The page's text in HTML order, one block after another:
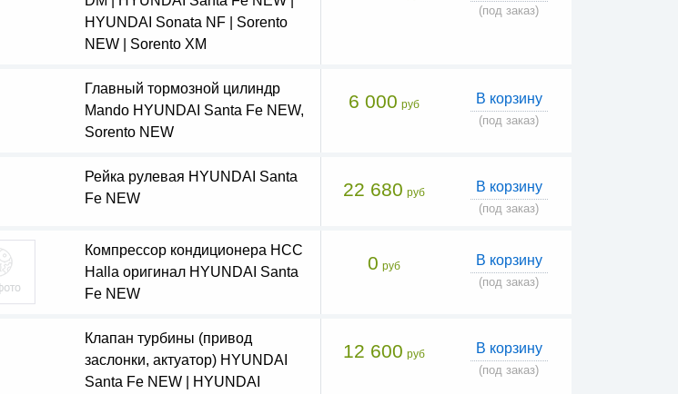
HYUNDAI Sonata NF | Sorento
NEW | Sorento XM
(под заказ)
Главный тормозной цилиндр
Mando HYUNDAI Santa Fe NEW,
Sorento NEW
6 000 руб В корзину
(под заказ)
Рейка рулевая HYUNDAI Santa
Fe NEW
22 680 руб В корзину
(под заказ)
Компрессор кондиционера HCC
Halla оригинал HYUNDAI Santa
Fe NEW
0 руб В корзину
(под заказ)
Клапан турбины (привод
заслонки, актуатор) HYUNDAI
Santa Fe NEW | HYUNDAI
12 600 руб В корзину
(под заказ)